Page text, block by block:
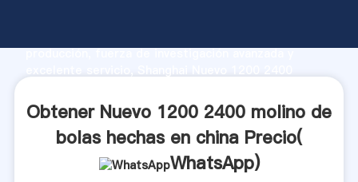
producción, fuerza de investigación avanzada y
valor y aporta valores a todos los clientes.
Obtener Nuevo 1200 2400 molino de
bolas hechas en china Precio(
WhatsApp)